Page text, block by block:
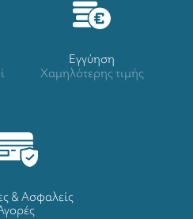
Eγγύηση
Χαμηλότερης τιμής
& Ασφαλείς